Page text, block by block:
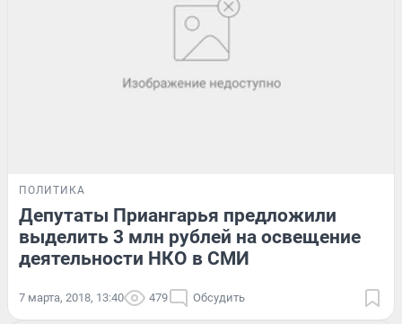
ПОЛИТИКА
Депутаты Приангарья предложили
выделить 3 млн рублей на освещение
деятельности НКО в СМИ
7 марта, 2018, 13:40 479 Обсудить